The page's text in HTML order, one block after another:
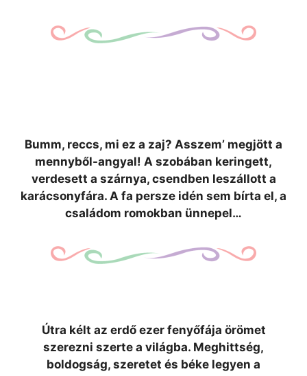
Bumm, reccs, mi ez a zaj? Asszem’ megjött a
mennyből-angyal! A szobában keringett,
verdesett a szárnya, csendben leszállott a
karácsonyfára. A fa persze idén sem bírta el, a
családom romokban ünnepel…
Útra kélt az erdő ezer fenyőfája örömet
szerezni szerte a világba. Meghittség,
boldogság, szeretet és béke legyen a